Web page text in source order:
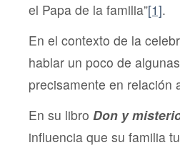
el Papa de la familia”[1].
En el contexto de la
hablar un poco de
precisamente en relación
En su libro Don y
influencia que su familia